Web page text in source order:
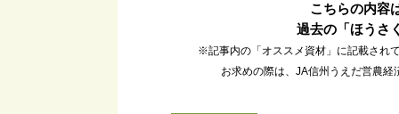
こちらの内容
過去の「ほうさ
※記事内の「オススメ資材」に記載され
お求めの際は、JA信州うえだ営農